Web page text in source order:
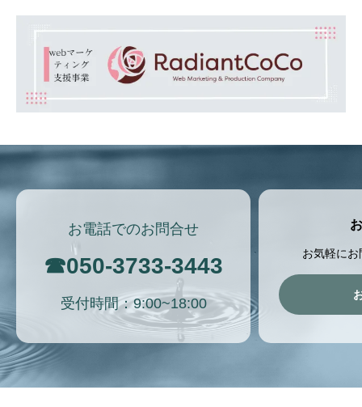
お電話でのお問合せ
☎050-3733-3443
受付時間：9:00~18:00
お気軽に